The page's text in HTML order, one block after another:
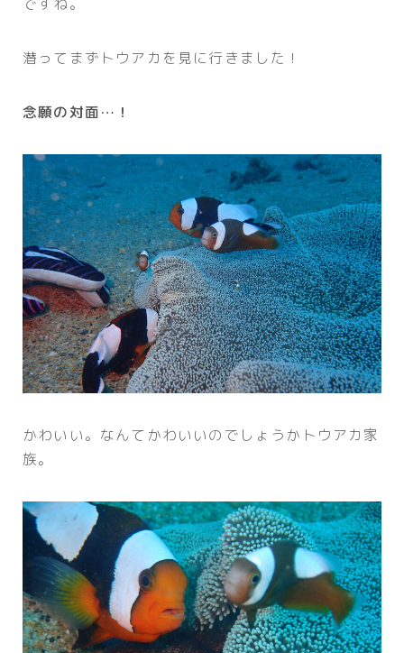
潜ってまずトウアカを見に行きました！
念願の対面…！
かわいい。なんてかわいいのでしょうかトウアカ家
族。